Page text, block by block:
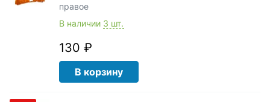
правое
В наличии 3 шт.
130 ₽
В корзину